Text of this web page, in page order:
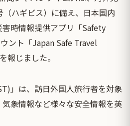
ハギビス）に備え、日本国内
時情報提供アプリ「Safety
ント「Japan Safe Travel
報じました。
」は、訪日外国人旅行者を対象
象情報など様々な安全情報を英